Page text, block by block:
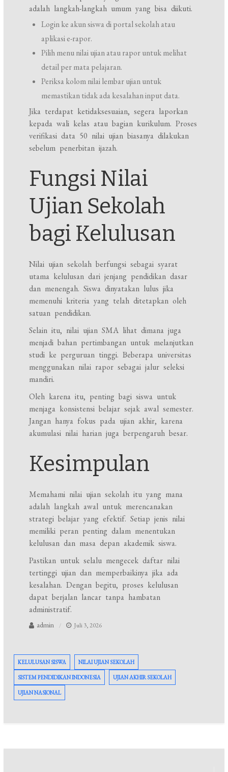
adalah langkah-langkah umum yang bisa diikuti.
Login ke akun siswa di portal sekolah atau
aplikasi e-rapor.
Pilih menu nilai ujian atau rapor untuk melihat
detail per mata pelajaran.
Periksa kolom nilai lembar ujian untuk
memastikan tidak ada kesalahan input data.
Jika terdapat ketidaksesuaian, segera laporkan
kepada wali kelas atau bagian kurikulum. Proses
verifikasi data 50 nilai ujian biasanya dilakukan
sebelum penerbitan ijazah.
Fungsi Nilai
Ujian Sekolah
bagi Kelulusan
Nilai ujian sekolah berfungsi sebagai syarat
utama kelulusan dari jenjang pendidikan dasar
dan menengah. Siswa dinyatakan lulus jika
memenuhi kriteria yang telah ditetapkan oleh
satuan pendidikan.
Selain itu, nilai ujian SMA lihat dimana juga
menjadi bahan pertimbangan untuk melanjutkan
studi ke perguruan tinggi. Beberapa universitas
menggunakan nilai rapor sebagai jalur seleksi
mandiri.
Oleh karena itu, penting bagi siswa untuk
menjaga konsistensi belajar sejak awal semester.
Jangan hanya fokus pada ujian akhir, karena
akumulasi nilai harian juga berpengaruh besar.
Kesimpulan
Memahami nilai ujian sekolah itu yang mana
adalah langkah awal untuk merencanakan
strategi belajar yang efektif. Setiap jenis nilai
memiliki peran penting dalam menentukan
kelulusan dan masa depan akademik siswa.
Pastikan untuk selalu mengecek daftar nilai
tertinggi ujian dan memperbaikinya jika ada
kesalahan. Dengan begitu, proses kelulusan
dapat berjalan lancar tanpa hambatan
administratif.
admin Juli 3, 2026
KELULUSAN SISWA NILAI UJIAN SEKOLAH
SISTEM PENDIDIKAN INDONESIA UJIAN AKHIR SEKOLAH
UJIAN NASIONAL